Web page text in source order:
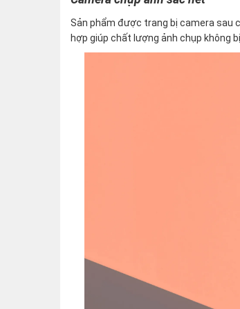
Sản phẩm được trang bị camera sau
hợp giúp chất lượng ảnh chụp không